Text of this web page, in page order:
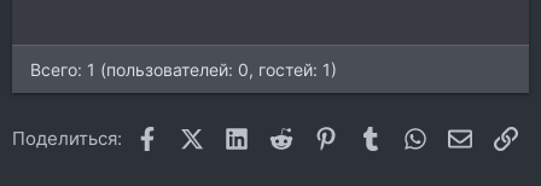
Всего: 1 (пользователей: 0, гостей: 1)
Поделиться: FacebookX (Twitter)
LinkedIn
Reddit Pinterest
Tumblr WhatsApp